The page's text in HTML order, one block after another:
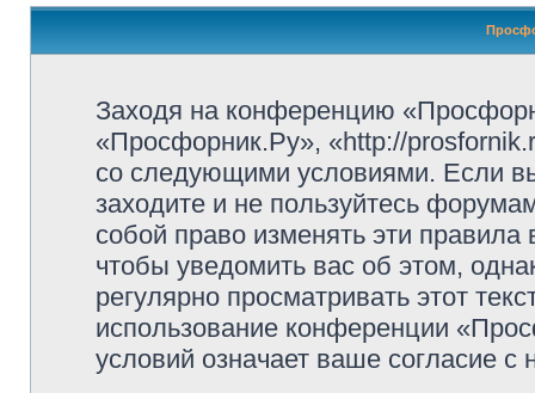
Заходя на конференцию
«Просфорник.Ру», «http://
со следующими условиями. Если
заходите и не пользуйтесь
собой право изменять эти
чтобы уведомить вас об этом,
регулярно просматривать этот
использование конференции
условий означает ваше согласие с